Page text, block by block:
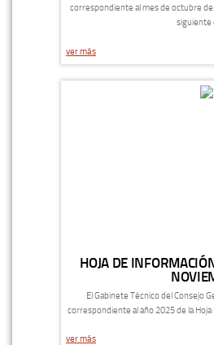
correspondiente al mes de octubre
siguiente
ver más
HOJA DE
El Gabinete Técnico del Consejo
correspondiente al año 2025 de la Hoja
ver más